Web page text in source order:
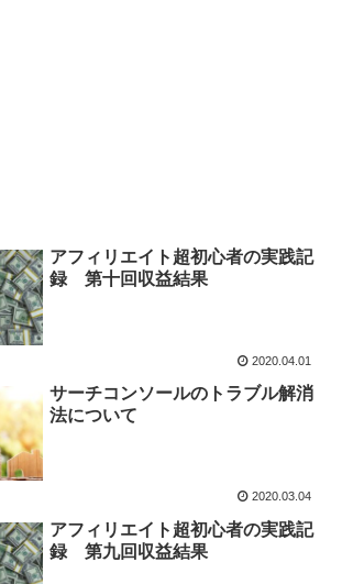
アフィリエイト超初心者の実践記
録 第十回収益結果
2020.04.01
サーチコンソールのトラブル解消
法について
2020.03.04
アフィリエイト超初心者の実践記
録 第九回収益結果